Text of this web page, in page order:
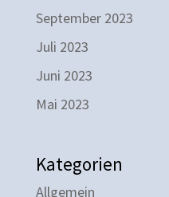
September 2023
Juli 2023
Juni 2023
Mai 2023
Kategorien
Allgemein